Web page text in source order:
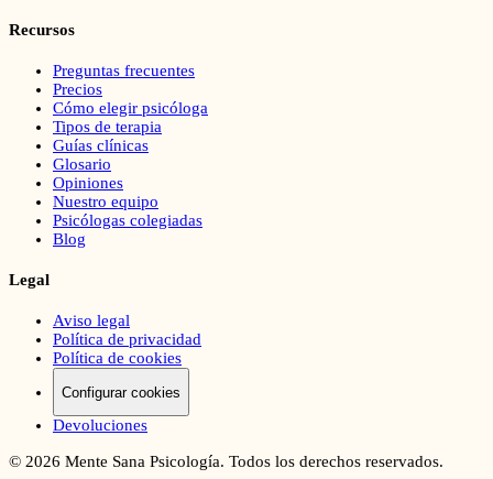
Recursos
Preguntas frecuentes
Precios
Cómo elegir psicóloga
Tipos de terapia
Guías clínicas
Glosario
Opiniones
Nuestro equipo
Psicólogas colegiadas
Blog
Legal
Aviso legal
Política de privacidad
Política de cookies
Configurar cookies
Devoluciones
© 2026 Mente Sana Psicología. Todos los derechos reservados.